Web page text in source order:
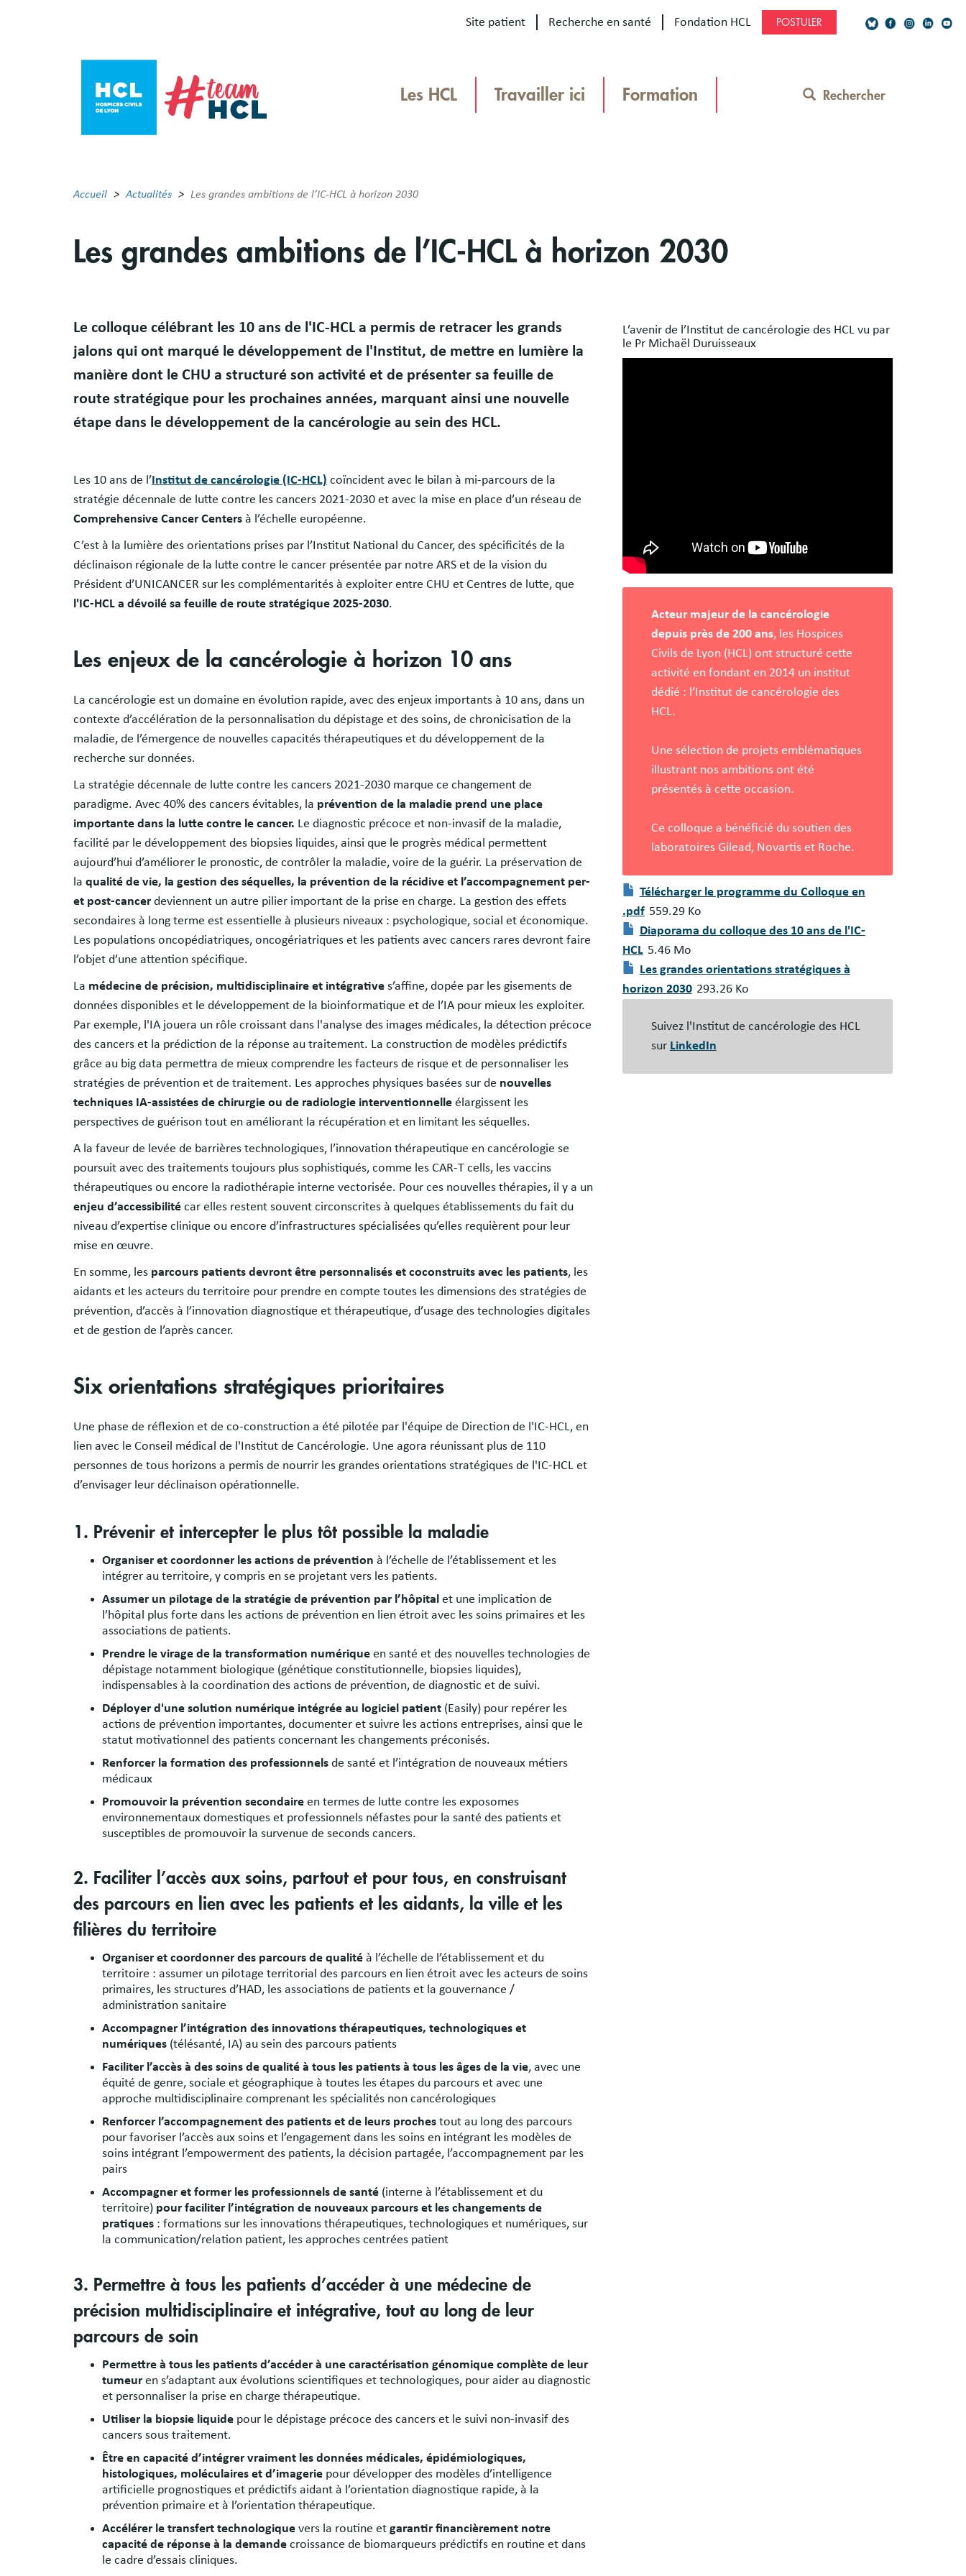
Site patient Recherche en santé Fondation HCL POSTULER
Network
Les HCL Travailler ici Formation Rechercher
Accueil Actualités Les grandes ambitions de l’IC-HCL à horizon 2030
Les grandes ambitions de l’IC-HCL à horizon 2030
Le colloque célébrant les 10 ans de l'IC-HCL a permis de retracer les grands
jalons qui ont marqué le développement de l'Institut, de mettre en lumière la
manière dont le CHU a structuré son activité et de présenter sa feuille de
route stratégique pour les prochaines années, marquant ainsi une nouvelle
étape dans le développement de la cancérologie au sein des HCL.
Les 10 ans de l’Institut de cancérologie (IC-HCL) coïncident avec le bilan à mi-parcours de la
stratégie décennale de lutte contre les cancers 2021-2030 et avec la mise en place d’un réseau de
Comprehensive Cancer Centers à l’échelle européenne.
C’est à la lumière des orientations prises par l’Institut National du Cancer, des spécificités de la
déclinaison régionale de la lutte contre le cancer présentée par notre ARS et de la vision du
Président d’UNICANCER sur les complémentarités à exploiter entre CHU et Centres de lutte, que
l'IC-HCL a dévoilé sa feuille de route stratégique 2025-2030.
Les enjeux de la cancérologie à horizon 10 ans
La cancérologie est un domaine en évolution rapide, avec des enjeux importants à 10 ans, dans un
contexte d’accélération de la personnalisation du dépistage et des soins, de chronicisation de la
maladie, de l’émergence de nouvelles capacités thérapeutiques et du développement de la
recherche sur données.
La stratégie décennale de lutte contre les cancers 2021-2030 marque ce changement de
paradigme. Avec 40% des cancers évitables, la prévention de la maladie prend une place
importante dans la lutte contre le cancer. Le diagnostic précoce et non-invasif de la maladie,
facilité par le développement des biopsies liquides, ainsi que le progrès médical permettent
aujourd’hui d’améliorer le pronostic, de contrôler la maladie, voire de la guérir. La préservation de
la qualité de vie, la gestion des séquelles, la prévention de la récidive et l’accompagnement per-
et post-cancerdeviennent un autre pilier important de la prise en charge. La gestion des effets
secondaires à long terme est essentielle à plusieurs niveaux : psychologique, social et économique.
Les populations oncopédiatriques, oncogériatriques et les patients avec cancers rares devront faire
l’objet d’une attention spécifique.
La médecine de précision, multidisciplinaire et intégrative s’affine, dopée par les gisements de
données disponibles et le développement de la bioinformatique et de l’IA pour mieux les exploiter.
Par exemple, l'IA jouera un rôle croissant dans l'analyse des images médicales, la détection précoce
des cancers et la prédiction de la réponse au traitement. La construction de modèles prédictifs
grâce au big data permettra de mieux comprendre les facteurs de risque et de personnaliser les
stratégies de prévention et de traitement. Les approches physiques basées sur de nouvelles
techniques IA-assistées de chirurgie ou de radiologie interventionnelle élargissent les
perspectives de guérison tout en améliorant la récupération et en limitant les séquelles.
A la faveur de levée de barrières technologiques, l’innovation thérapeutique en cancérologie se
poursuit avec des traitements toujours plus sophistiqués, comme les CAR-T cells, les vaccins
thérapeutiques ou encore la radiothérapie interne vectorisée. Pour ces nouvelles thérapies, il y a un
enjeu d’accessibilité car elles restent souvent circonscrites à quelques établissements du fait du
niveau d’expertise clinique ou encore d’infrastructures spécialisées qu’elles requièrent pour leur
mise en œuvre.
En somme, les parcours patients devront être personnalisés et coconstruits avec les patients, les
aidants et les acteurs du territoire pour prendre en compte toutes les dimensions des stratégies de
prévention, d’accès à l’innovation diagnostique et thérapeutique, d’usage des technologies digitales
et de gestion de l’après cancer.
Six orientations stratégiques prioritaires
Une phase de réflexion et de co-construction a été pilotée par l'équipe de Direction de l'IC-HCL, en
lien avec le Conseil médical de l'Institut de Cancérologie. Une agora réunissant plus de 110
personnes de tous horizons a permis de nourrir les grandes orientations stratégiques de l'IC-HCL et
d’envisager leur déclinaison opérationnelle.
1. Prévenir et intercepter le plus tôt possible la maladie
Organiser et coordonner les actions de prévention à l’échelle de l’établissement et les
intégrer au territoire, y compris en se projetant vers les patients.
Assumer un pilotage de la stratégie de prévention par l’hôpital et une implication de
l’hôpital plus forte dans les actions de prévention en lien étroit avec les soins primaires et les
associations de patients.
Prendre le virage de la transformation numérique en santé et des nouvelles technologies de
dépistage notamment biologique (génétique constitutionnelle, biopsies liquides),
indispensables à la coordination des actions de prévention, de diagnostic et de suivi.
Déployer d'une solution numérique intégrée au logiciel patient (Easily) pour repérer les
actions de prévention importantes, documenter et suivre les actions entreprises, ainsi que le
statut motivationnel des patients concernant les changements préconisés.
Renforcer la formation des professionnels de santé et l’intégration de nouveaux métiers
médicaux
Promouvoir la prévention secondaire en termes de lutte contre les exposomes
environnementaux domestiques et professionnels néfastes pour la santé des patients et
susceptibles de promouvoir la survenue de seconds cancers.
2. Faciliter l’accès aux soins, partout et pour tous, en construisant
des parcours en lien avec les patients et les aidants, la ville et les
filières du territoire
Organiser et coordonner des parcours de qualité à l’échelle de l’établissement et du
territoire : assumer un pilotage territorial des parcours en lien étroit avec les acteurs de soins
primaires, les structures d’HAD, les associations de patients et la gouvernance /
administration sanitaire
Accompagner l’intégration des innovations thérapeutiques, technologiques et
numériques (télésanté, IA) au sein des parcours patients
Faciliter l’accès à des soins de qualité à tous les patients à tous les âges de la vie, avec une
équité de genre, sociale et géographique à toutes les étapes du parcours et avec une
approche multidisciplinaire comprenant les spécialités non cancérologiques
Renforcer l’accompagnement des patients et de leurs proches tout au long des parcours
pour favoriser l’accès aux soins et l’engagement dans les soins en intégrant les modèles de
soins intégrant l’empowerment des patients, la décision partagée, l’accompagnement par les
pairs
Accompagner et former les professionnels de santé (interne à l’établissement et du
territoire) pour faciliter l’intégration de nouveaux parcours et les changements de
pratiques : formations sur les innovations thérapeutiques, technologiques et numériques, sur
la communication/relation patient, les approches centrées patient
3. Permettre à tous les patients d’accéder à une médecine de
précision multidisciplinaire et intégrative, tout au long de leur
parcours de soin
Permettre à tous les patients d’accéder à une caractérisation génomique complète de leur
tumeuren s’adaptant aux évolutions scientifiques et technologiques, pour aider au diagnostic
et personnaliser la prise en charge thérapeutique.
Utiliser la biopsie liquide pour le dépistage précoce des cancers et le suivi non-invasif des
cancers sous traitement.
Être en capacité d’intégrer vraiment les données médicales, épidémiologiques,
histologiques, moléculaires et d’imagerie pour développer des modèles d’intelligence
artificielle prognostiques et prédictifs aidant à l’orientation diagnostique rapide, à la
prévention primaire et à l’orientation thérapeutique.
Accélérer le transfert technologique vers la routine et garantir financièrement notre
capacité de réponse à la demande croissance de biomarqueurs prédictifs en routine et dans
le cadre d’essais cliniques.
Blocs
libres
L’avenir de l’Institut de cancérologie des HCL vu par
le Pr Michaël Duruisseaux
Acteur majeur de la cancérologie
depuis près de 200 ans, les Hospices
Civils de Lyon (HCL) ont structuré cette
activité en fondant en 2014 un institut
dédié : l’Institut de cancérologie des
HCL.
Une sélection de projets emblématiques
illustrant nos ambitions ont été
présentés à cette occasion.
Ce colloque a bénéficié du soutien des
laboratoires Gilead, Novartis et Roche.
Document
Télécharger le programme du Colloque en
.pdf 559.29 Ko
Document
Diaporama du colloque des 10 ans de l'IC-
HCL 5.46 Mo
Document
Les grandes orientations stratégiques à
horizon 2030 293.26 Ko
Suivez l'Institut de cancérologie des HCL
sur LinkedIn